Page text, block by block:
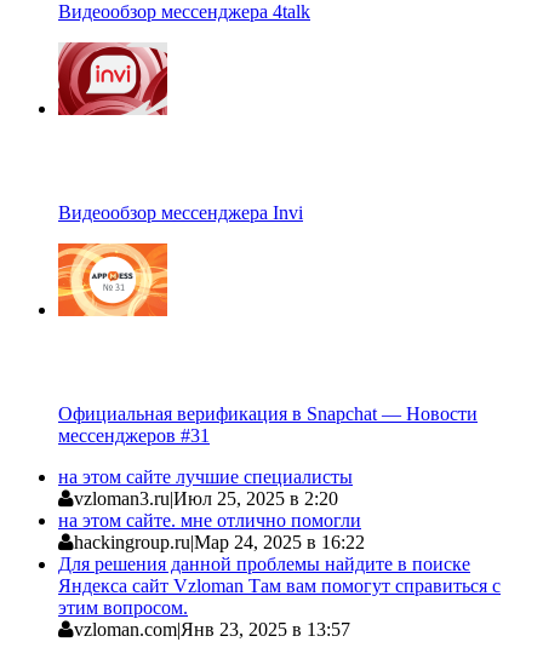
Видеообзор мессенджера 4talk
Видеообзор мессенджера Invi
Официальная верификация в Snapchat — Новости
мессенджеров #31
на этом сайте лучшие специалисты
vzloman3.ru|Июл 25, 2025 в 2:20
на этом сайте. мне отлично помогли
hackingroup.ru|Мар 24, 2025 в 16:22
Для решения данной проблемы найдите в поиске
Яндекса сайт Vzloman Там вам помогут справиться с
этим вопросом.
vzloman.com|Янв 23, 2025 в 13:57